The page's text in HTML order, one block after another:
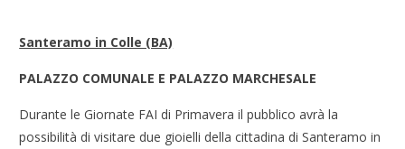
Santeramo in Colle (BA)
PALAZZO COMUNALE E PALAZZO MARCHESALE
Durante le Giornate FAI di Primavera il pubblico avrà la
possibilità di visitare due gioielli della cittadina di Santeramo in